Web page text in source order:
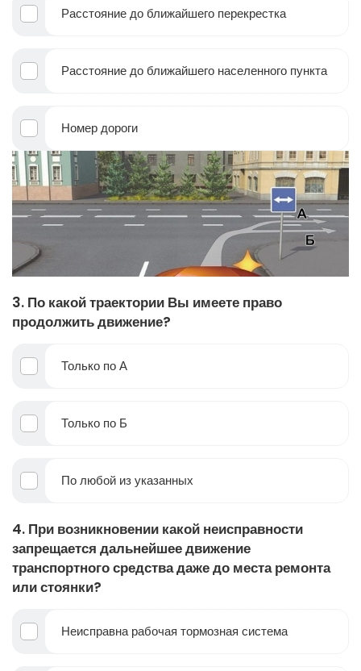
Расстояние до ближайшего перекрестка
Расстояние до ближайшего населенного пункта
Номер дороги
3. По какой траектории Вы имеете право
продолжить движение?
Только по А
Только по Б
По любой из указанных
4. При возникновении какой неисправности
запрещается дальнейшее движение
транспортного средства даже до места ремонта
или стоянки?
Неисправна рабочая тормозная система